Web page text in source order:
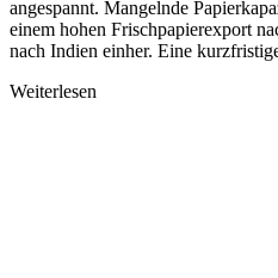
angespannt. Mangelnde
einem hohen Frischpapierexport
nach Indien einher. Eine
Weiterlesen